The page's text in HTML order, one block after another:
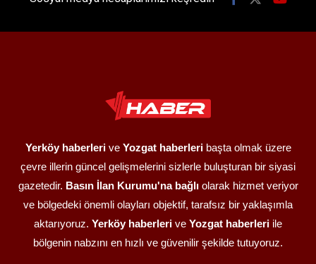
Yerköy haberlerive Yozgat haberleribaşta olmak üzere
çevre illerin güncel gelişmelerini sizlerle buluşturan bir siyasi
gazetedir. Basın İlan Kurumu'na bağlıolarak hizmet veriyor
ve bölgedeki önemli olayları objektif, tarafsız bir yaklaşımla
aktarıyoruz. Yerköy haberleri ve Yozgat haberleri ile
bölgenin nabzını en hızlı ve güvenilir şekilde tutuyoruz.